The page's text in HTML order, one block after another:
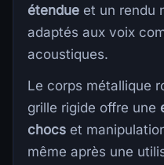
étendue et un rendu
adaptés aux voix
acoustiques.
Le corps métallique
grille rigide offre une
chocs et
même après une